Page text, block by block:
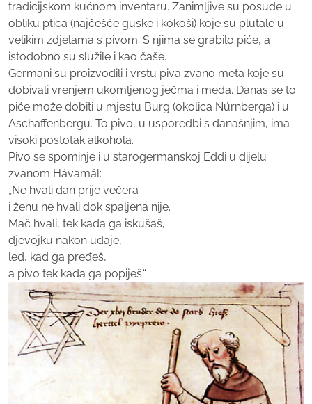
tradicijskom kućnom inventaru. Zanimljive su posude u
obliku ptica (najčešće guske i kokoši) koje su plutale u
velikim zdjelama s pivom. S njima se grabilo piće, a
istodobno su služile i kao čaše.
Germani su proizvodili i vrstu piva zvano meta koje su
dobivali vrenjem ukomljenog ječma i meda. Danas se to
piće može dobiti u mjestu Burg (okolica Nürnberga) i u
Aschaffenbergu. To pivo, u usporedbi s današnjim, ima
visoki postotak alkohola.
Pivo se spominje i u starogermanskoj Eddi u dijelu
zvanom Hávamál:
„Ne hvali dan prije večera
i ženu ne hvali dok spaljena nije.
Mač hvali, tek kada ga iskušaš,
djevojku nakon udaje,
led, kad ga pređeš,
a pivo tek kada ga popiješ.“